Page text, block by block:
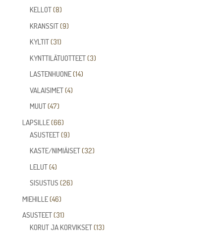
tuotetta
KELLOT 88
tuotetta
KRANSSIT 99
KYLTIT 3131
tuotetta
KYNTTILÄTUOTTEET 33
LASTENHUONE 1414
VALAISIMET 44
MUUT 4747
tuotetta
LAPSILLE 6666
tuotetta
ASUSTEET 99
tuotetta
KASTE/NIMIÄISET 3232
LELUT 44
tuotetta
SISUSTUS 2626
MIEHILLE 4646
tuotetta
ASUSTEET 3131
tuotetta
KORUT JA KORVIKSET 1313